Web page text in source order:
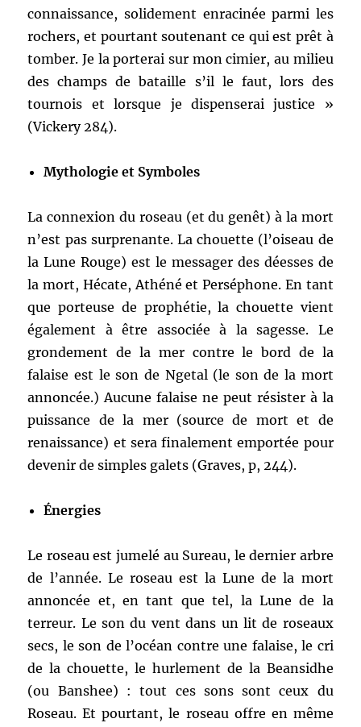
connaissance, solidement enracinée parmi les
rochers, et pourtant soutenant ce qui est prêt à
tomber. Je la porterai sur mon cimier, au milieu
des champs de bataille s’il le faut, lors des
tournois et lorsque je dispenserai justice »
(Vickery 284).
Mythologie et Symboles
La connexion du roseau (et du genêt) à la mort
n’est pas surprenante. La chouette (l’oiseau de
la Lune Rouge) est le messager des déesses de
la mort, Hécate, Athéné et Perséphone. En tant
que porteuse de prophétie, la chouette vient
également à être associée à la sagesse. Le
grondement de la mer contre le bord de la
falaise est le son de Ngetal (le son de la mort
annoncée.) Aucune falaise ne peut résister à la
puissance de la mer (source de mort et de
renaissance) et sera finalement emportée pour
devenir de simples galets (Graves, p, 244).
Énergies
Le roseau est jumelé au Sureau, le dernier arbre
de l’année. Le roseau est la Lune de la mort
annoncée et, en tant que tel, la Lune de la
terreur. Le son du vent dans un lit de roseaux
secs, le son de l’océan contre une falaise, le cri
de la chouette, le hurlement de la Beansidhe
(ou Banshee) : tout ces sons sont ceux du
Roseau. Et pourtant, le roseau offre en même